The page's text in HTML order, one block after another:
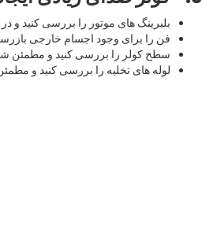
بلبرینگ های موتور را بررسی کنید و
فن را برای وجود اجسام خارجی
سطح کولر را بررسی کنید و مطمئن
لوله های تخلیه را بررسی کنید و